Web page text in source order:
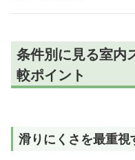
条件別に見る室内
較ポイント
滑りにくさを最重